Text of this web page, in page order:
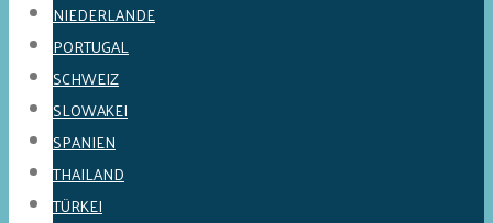
NIEDERLANDE
PORTUGAL
SCHWEIZ
SLOWAKEI
SPANIEN
THAILAND
TÜRKEI